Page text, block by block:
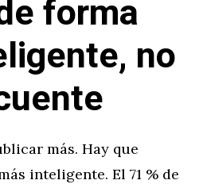
forma
no
más. Hay que
inteligente. El 71 % de